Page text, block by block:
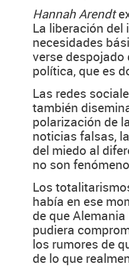
Hannah Arendt
La liberación del
necesidades
verse
política, que es
Las redes
también
polarización de
noticias falsas,
del miedo al
no son
Los
había en ese
de que
pudiera
los rumores de
de lo que